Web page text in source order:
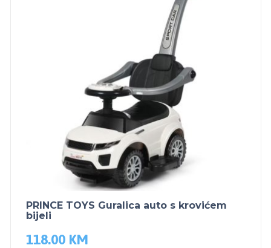
PRINCE TOYS Guralica auto s krovićem
bijeli
118.00 KM